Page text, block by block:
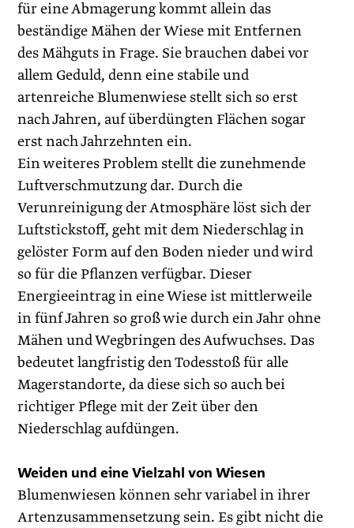
für eine Abmagerung kommt allein das
beständige Mähen der Wiese mit Entfernen
des Mähguts in Frage. Sie brauchen dabei vor
allem Geduld, denn eine stabile und
artenreiche Blumenwiese stellt sich so erst
nach Jahren, auf überdüngten Flächen sogar
erst nach Jahrzehnten ein.
Ein weiteres Problem stellt die zunehmende
Luftverschmutzung dar. Durch die
Verunreinigung der Atmosphäre löst sich der
Luftstickstoff, geht mit dem Niederschlag in
gelöster Form auf den Boden nieder und wird
so für die Pflanzen verfügbar. Dieser
Energieeintrag in eine Wiese ist mittlerweile
in fünf Jahren so groß wie durch ein Jahr ohne
Mähen und Wegbringen des Aufwuchses. Das
bedeutet langfristig den Todesstoß für alle
Magerstandorte, da diese sich so auch bei
richtiger Pflege mit der Zeit über den
Niederschlag aufdüngen.
Weiden und eine Vielzahl von Wiesen
Blumenwiesen können sehr variabel in ihrer
Artenzusammensetzung sein. Es gibt nicht die